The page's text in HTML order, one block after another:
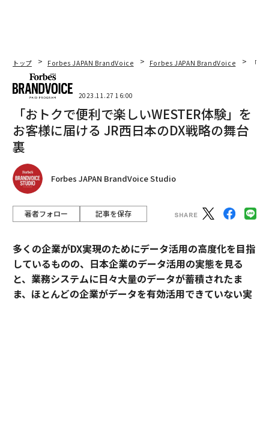
トップ Forbes JAPAN BrandVoice Forbes JAPAN BrandVoice 「
2023.11.27 16:00
「おトクで便利で楽しいWESTER体験」を
お客様に届ける JR西日本のDX戦略の舞台
裏
Forbes JAPAN BrandVoice Studio
著者フォロー 記事を保存
多くの企業がDX実現のためにデータ活用の高度化を目指
しているものの、日本企業のデータ活用の実態を見る
と、業務システムに日々大量のデータが蓄積されたま
ま、ほとんどの企業がデータを有効活用できていない実